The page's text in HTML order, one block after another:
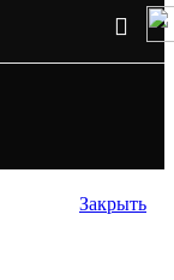
Закрыть